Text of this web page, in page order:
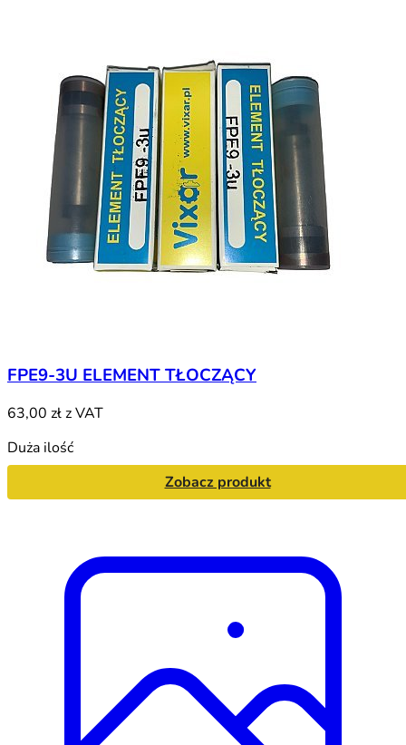
FPE9-3U ELEMENT TŁOCZĄCY
63,00 złz VAT
Duża ilość
Zobacz produkt